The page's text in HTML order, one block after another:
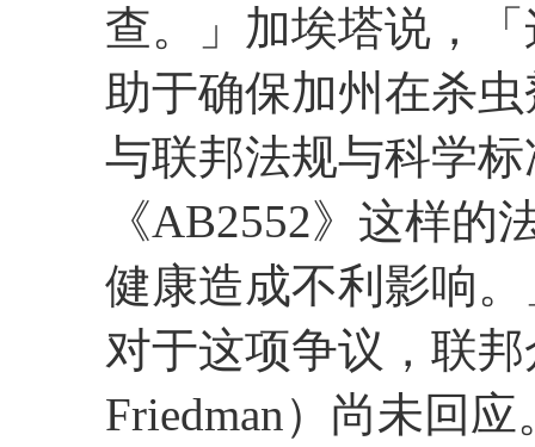
查。」加埃塔说，
助于确保加州在杀
与联邦法规与科学
《AB2552》这样
健康造成不利影响。
对于这项争议，联
Friedman）尚未回